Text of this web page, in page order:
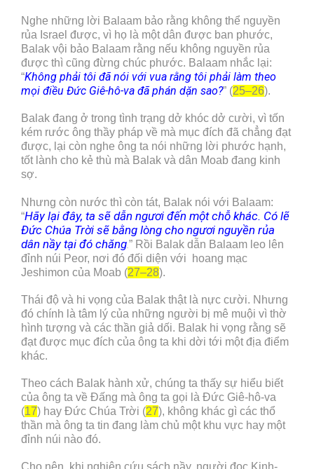
Nghe những lời Balaam bảo rằng không thể nguyền
rủa Israel được, vì họ là một dân được ban phước,
Balak vội bảo Balaam rằng nếu không nguyền rủa
được thì cũng đừng chúc phước. Balaam nhắc lại:
“Không phải tôi đã nói với vua rằng tôi phải làm theo
mọi điều Đức Giê-hô-va đã phán dặn sao?” (25–26).
Balak đang ở trong tình trạng dở khóc dở cười, vì tốn
kém rước ông thầy pháp về mà mục đích đã chẳng đạt
được, lại còn nghe ông ta nói những lời phước hạnh,
tốt lành cho kẻ thù mà Balak và dân Moab đang kinh
sợ.
Nhưng còn nước thì còn tát, Balak nói với Balaam:
“Hãy lại đây, ta sẽ dẫn ngươi đến một chỗ khác. Có lẽ
Đức Chúa Trời sẽ bằng lòng cho ngươi nguyền rủa
dân nầy tại đó chăng” Rồi Balak dẫn Balaam leo lên
đỉnh núi Peor, nơi đó đối diện với hoang mạc
Jeshimon của Moab (27–28).
Thái độ và hi vọng của Balak thật là nực cười. Nhưng
đó chính là tâm lý của những người bị mê muội vì thờ
hình tượng và các thần giả dối. Balak hi vọng rằng sẽ
đạt được mục đích của ông ta khi dời tới một địa điểm
khác.
Theo cách Balak hành xử, chúng ta thấy sự hiểu biết
của ông ta về Đấng mà ông ta gọi là Đức Giê-hô-va
(17) hay Đức Chúa Trời (27), không khác gì các thổ
thần mà ông ta tin đang làm chủ một khu vực hay một
đỉnh núi nào đó.